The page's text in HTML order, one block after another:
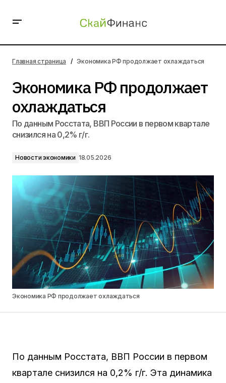
Главная страница Экономика РФ продолжает охлаждаться
Экономика РФ продолжает
охлаждаться
По данным Росстата, ВВП России в первом квартале
снизился на 0,2% г/г.
Новости экономики 18.05.2026
Экономика РФ продолжает охлаждаться
По данным Росстата, ВВП России в первом
квартале снизился на 0,2% г/г. Эта динамика